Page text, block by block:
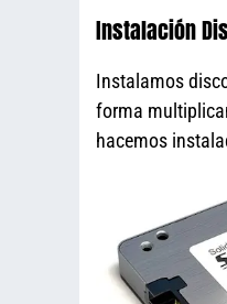
Instalación
Instalamos
forma
hacemos